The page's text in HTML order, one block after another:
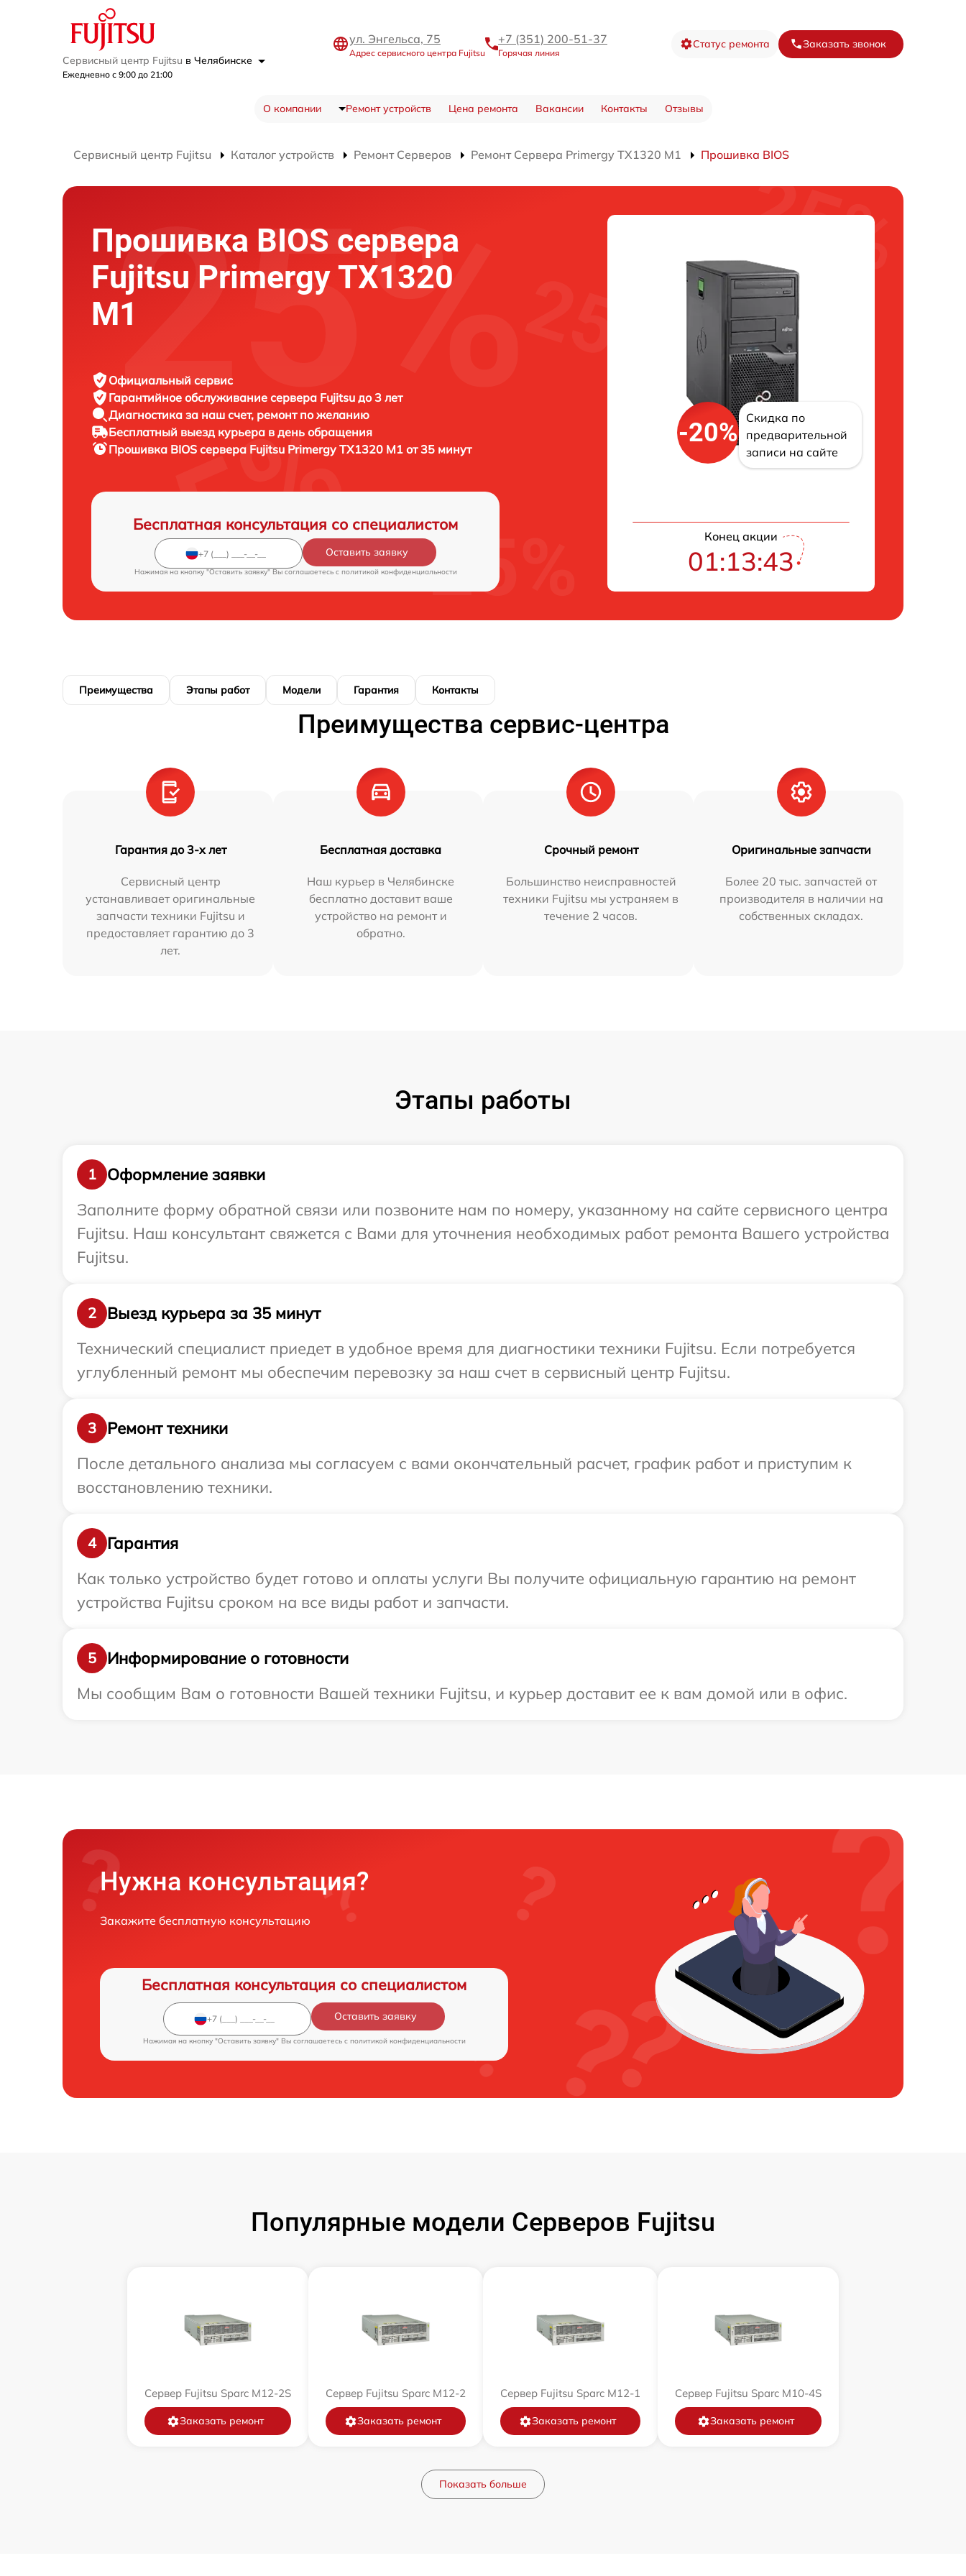
Сервисный центр Fujitsu в Челябинске
Ежедневно с 9:00 до 21:00
ул. Энгельса, 75
Адрес сервисного центра Fujitsu
+7 (351) 200-51-37
Горячая линия
Статус ремонта Заказать звонок
О компании Ремонт устройств Цена ремонта Вакансии Контакты Отзывы
Сервисный центр Fujitsu Каталог устройств Ремонт Серверов Ремонт Сервера Primergy TX1320 M1 Прошивка BIOS
Прошивка BIOS сервера
Fujitsu Primergy TX1320
M1
Официальный сервис
Гарантийное обслуживание сервера Fujitsu до 3 лет
Диагностика за наш счет, ремонт по желанию
Бесплатный выезд курьера в день обращения
Прошивка BIOS сервера Fujitsu Primergy TX1320 M1 от 35 минут
Бесплатная консультация со специалистом
Оставить заявку
Нажимая на кнопку "Оставить заявку" Вы соглашаетесь c политикой конфиденциальности
-20%
Скидка по
предварительной
записи на сайте
Конец акции
01:13:42
Преимущества Этапы работ Модели Гарантия Контакты
Преимущества сервис-центра
Гарантия до 3-х лет
Сервисный центр
устанавливает оригинальные
запчасти техники Fujitsu и
предоставляет гарантию до 3
лет.
Бесплатная доставка
Наш курьер в Челябинске
бесплатно доставит ваше
устройство на ремонт и
обратно.
Срочный ремонт
Большинство неисправностей
техники Fujitsu мы устраняем в
течение 2 часов.
Оригинальные запчасти
Более 20 тыс. запчастей от
производителя в наличии на
собственных складах.
Этапы работы
1
Оформление заявки
Заполните форму обратной связи или позвоните нам по номеру, указанному на сайте сервисного центра
Fujitsu. Наш консультант свяжется с Вами для уточнения необходимых работ ремонта Вашего устройства
Fujitsu.
2
Выезд курьера за 35 минут
Технический специалист приедет в удобное время для диагностики техники Fujitsu. Если потребуется
углубленный ремонт мы обеспечим перевозку за наш счет в сервисный центр Fujitsu.
3
Ремонт техники
После детального анализа мы согласуем с вами окончательный расчет, график работ и приступим к
восстановлению техники.
4
Гарантия
Как только устройство будет готово и оплаты услуги Вы получите официальную гарантию на ремонт
устройства Fujitsu сроком на все виды работ и запчасти.
5
Информирование о готовности
Мы сообщим Вам о готовности Вашей техники Fujitsu, и курьер доставит ее к вам домой или в офис.
Нужна консультация?
Закажите бесплатную консультацию
Бесплатная консультация со специалистом
Оставить заявку
Нажимая на кнопку "Оставить заявку" Вы соглашаетесь c политикой конфиденциальности
Популярные модели Серверов Fujitsu
Сервер Fujitsu Sparc M12-2S
Заказать ремонт
Сервер Fujitsu Sparc M12-2
Заказать ремонт
Сервер Fujitsu Sparc M12-1
Заказать ремонт
Сервер Fujitsu Sparc M10-4S
Заказать ремонт
Показать больше